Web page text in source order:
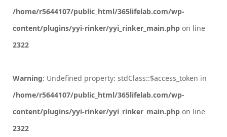
/home/r5644107/public_html/365lifelab.com/wp-
content/plugins/yyi-rinker/yyi_rinker_main.phpon line
2322
Warning: Undefined property: stdClass::$access_token in
/home/r5644107/public_html/365lifelab.com/wp-
content/plugins/yyi-rinker/yyi_rinker_main.phpon line
2322